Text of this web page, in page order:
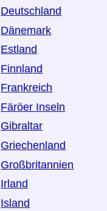
Deutschland
Dänemark
Estland
Finnland
Frankreich
Färöer Inseln
Gibraltar
Griechenland
Großbritannien
Irland
Island